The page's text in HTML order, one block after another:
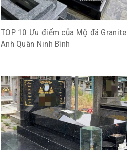
TOP 10 Ưu điểm của Mộ đá Granite
Anh Quân Ninh Bình